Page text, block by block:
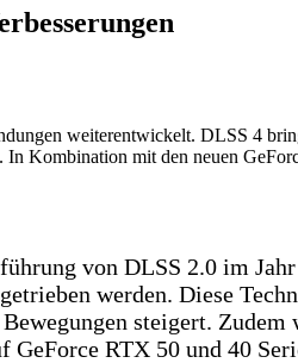
weiterentwickelt. DLSS 4
Kombination mit den neuen
von DLSS 2.0 im
werden. Diese
steigert.
RTX 50 und 40